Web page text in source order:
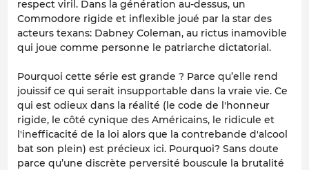
respect viril. Dans la génération au-dessus, un
Commodore rigide et inflexible joué par la star des
acteurs texans: Dabney Coleman, au rictus inamovible
qui joue comme personne le patriarche dictatorial.
Pourquoi cette série est grande ? Parce qu’elle rend
jouissif ce qui serait insupportable dans la vraie vie. Ce
qui est odieux dans la réalité (le code de l'honneur
rigide, le côté cynique des Américains, le ridicule et
l'inefficacité de la loi alors que la contrebande d'alcool
bat son plein) est précieux ici. Pourquoi? Sans doute
parce qu’une discrète perversité bouscule la brutalité